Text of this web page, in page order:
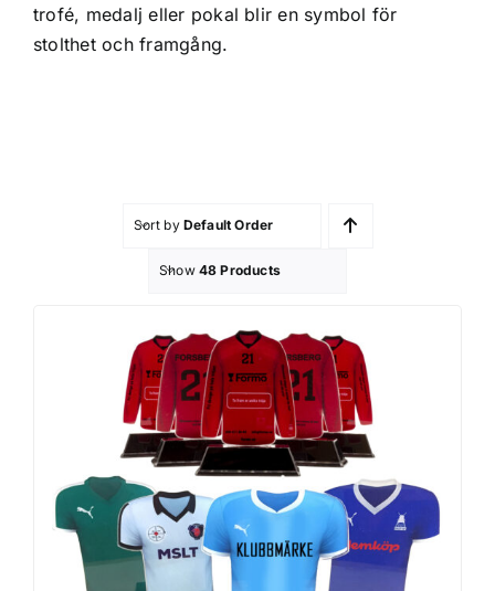
Kontakta oss
trofé, medalj eller pokal blir en symbol för
stolthet och framgång.
Sort by Default Order
Show 48 Products